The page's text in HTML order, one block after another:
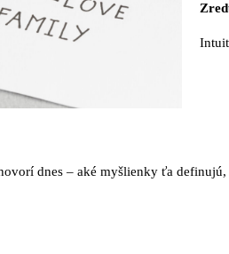
dnes – aké myšlienky ťa